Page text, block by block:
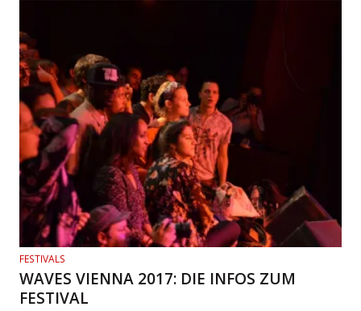
FESTIVALS
WAVES VIENNA 2017: DIE INFOS ZUM
FESTIVAL